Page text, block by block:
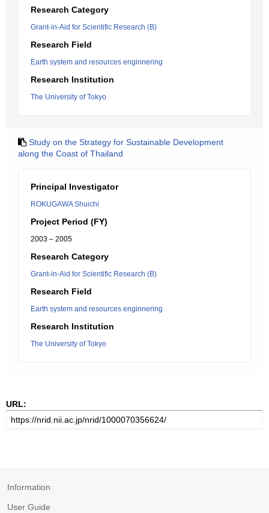
Research Category
Grant-in-Aid for Scientific Research (B)
Research Field
Earth system and resources enginnering
Research Institution
The University of Tokyo
Study on the Strategy for Sustainable Development
along the Coast of Thailand
Principal Investigator
ROKUGAWA Shuichi
Project Period (FY)
2003 – 2005
Research Category
Grant-in-Aid for Scientific Research (B)
Research Field
Earth system and resources enginnering
Research Institution
The University of Tokyo
URL:
Information
User Guide